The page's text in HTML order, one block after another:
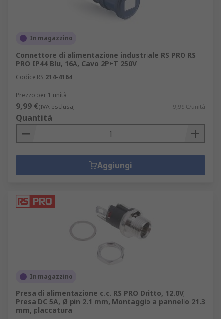
In magazzino
Connettore di alimentazione industriale RS PRO RS
PRO IP44 Blu, 16A, Cavo 2P+T 250V
Codice RS 214-4164
Prezzo per 1 unità
9,99 €(IVA esclusa) 9,99 €/unità
Quantità
Aggiungi
In magazzino
Presa di alimentazione c.c. RS PRO Dritto, 12.0V,
Presa DC 5A, Ø pin 2.1 mm, Montaggio a pannello 21.3
mm, placcatura